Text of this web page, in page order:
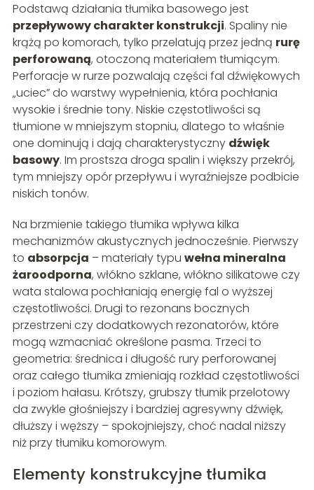
Podstawą działania tłumika basowego jest
przepływowy charakter konstrukcji. Spaliny nie
krążą po komorach, tylko przelatują przez jedną rurę
perforowaną, otoczoną materiałem tłumiącym.
Perforacje w rurze pozwalają części fal dźwiękowych
„uciec” do warstwy wypełnienia, która pochłania
wysokie i średnie tony. Niskie częstotliwości są
tłumione w mniejszym stopniu, dlatego to właśnie
one dominują i dają charakterystyczny dźwięk
basowy. Im prostsza droga spalin i większy przekrój,
tym mniejszy opór przepływu i wyraźniejsze podbicie
niskich tonów.
Na brzmienie takiego tłumika wpływa kilka
mechanizmów akustycznych jednocześnie. Pierwszy
to absorpcja – materiały typu wełna mineralna
żaroodporna, włókno szklane, włókno silikatowe czy
wata stalowa pochłaniają energię fal o wyższej
częstotliwości. Drugi to rezonans bocznych
przestrzeni czy dodatkowych rezonatorów, które
mogą wzmacniać określone pasma. Trzeci to
geometria: średnica i długość rury perforowanej
oraz całego tłumika zmieniają rozkład częstotliwości
i poziom hałasu. Krótszy, grubszy tłumik przelotowy
da zwykle głośniejszy i bardziej agresywny dźwięk,
dłuższy i węższy – spokojniejszy, choć nadal niższy
niż przy tłumiku komorowym.
Elementy konstrukcyjne tłumika